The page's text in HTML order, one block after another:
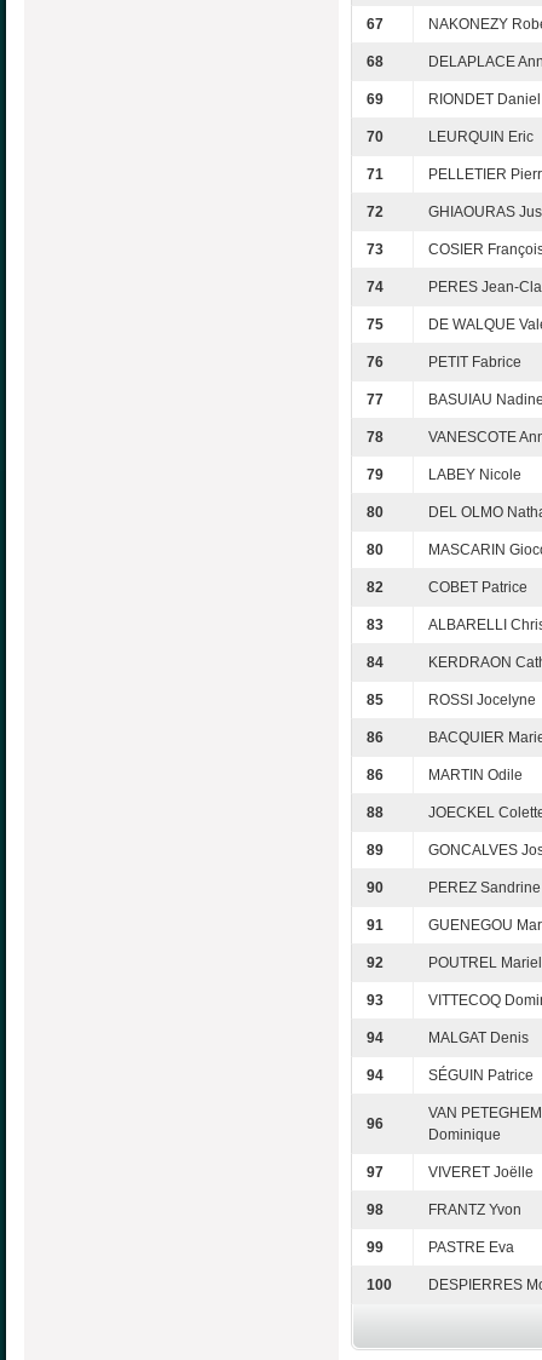
67 NAKONEZY
68 DELAPLACE
69 RIONDET Daniel
70 LEURQUIN Eric
71 PELLETIER
72 GHIAOURAS
73 COSIER
74 PERES Jean-
75 DE WALQUE
76 PETIT Fabrice
77 BASUIAU
78 VANESCOTE
79 LABEY Nicole
80 DEL OLMO
80 MASCARIN
82 COBET Patrice
83 ALBARELLI
84 KERDRAON
85 ROSSI Jocelyne
86 BACQUIER
86 MARTIN Odile
88 JOECKEL
89 GONCALVES
90 PEREZ Sandrine
91 GUENEGOU
92 POUTREL
93 VITTECOQ
94 MALGAT Denis
94 SÉGUIN Patrice
96
VAN PETEGHEM
Dominique
97 VIVERET Joëlle
98 FRANTZ Yvon
99 PASTRE Eva
100 DESPIERRES